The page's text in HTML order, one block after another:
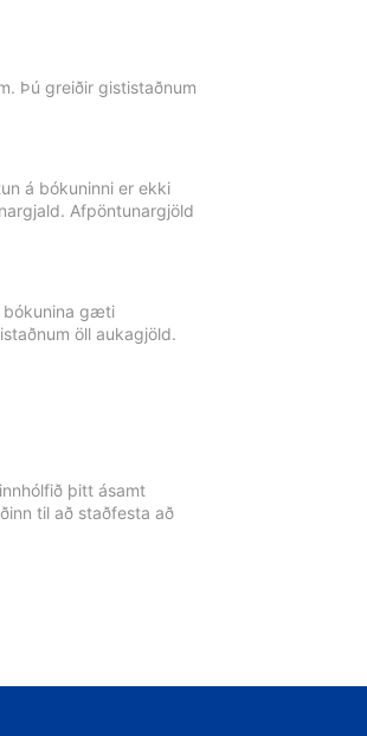
Þú greiðir gististaðnum
á bókuninni er ekki
Afpöntunargjöld
bókunina gæti
öll aukagjöld.
þitt ásamt
til að staðfesta að